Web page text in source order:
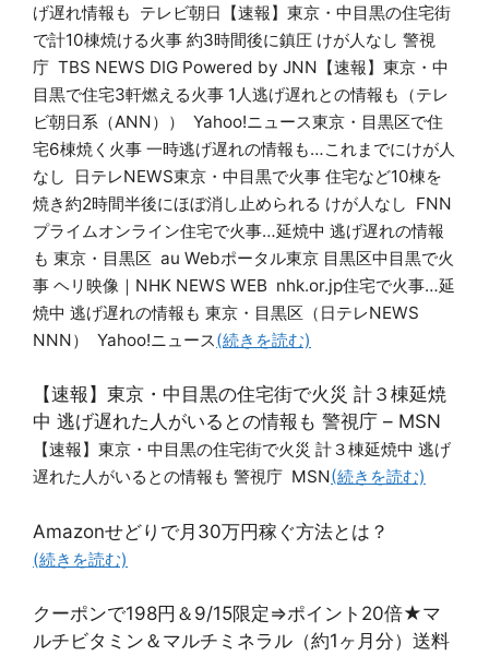
げ遅れ情報も テレビ朝日【速報】東京・中目黒の住宅街
で計10棟焼ける火事 約3時間後に鎮圧 けが人なし 警視
庁 TBS NEWS DIG Powered by JNN【速報】東京・中
目黒で住宅3軒燃える火事 1人逃げ遅れとの情報も（テレ
ビ朝日系（ANN）） Yahoo!ニュース東京・目黒区で住
宅6棟焼く火事 一時逃げ遅れの情報も…これまでにけが人
なし 日テレNEWS東京・中目黒で火事 住宅など10棟を
焼き約2時間半後にほぼ消し止められる けが人なし FNN
プライムオンライン住宅で火事…延焼中 逃げ遅れの情報
も 東京・目黒区 au Webポータル東京 目黒区中目黒で火
事 ヘリ映像｜NHK NEWS WEB nhk.or.jp住宅で火事…延
焼中 逃げ遅れの情報も 東京・目黒区（日テレNEWS
NNN） Yahoo!ニュース(続きを読む)
【速報】東京・中目黒の住宅街で火災 計３棟延焼
中 逃げ遅れた人がいるとの情報も 警視庁 – MSN
【速報】東京・中目黒の住宅街で火災 計３棟延焼中 逃げ
遅れた人がいるとの情報も 警視庁 MSN(続きを読む)
Amazonせどりで月30万円稼ぐ方法とは？
(続きを読む)
クーポンで198円＆9/15限定⇒ポイント20倍★マ
ルチビタミン＆マルチミネラル（約1ヶ月分）送料